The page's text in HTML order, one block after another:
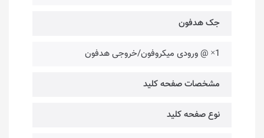
جک هدفون
1× @ ورودی میکروفون/خروجی هدفون
مشخصات صفحه کلید
نوع صفحه کلید